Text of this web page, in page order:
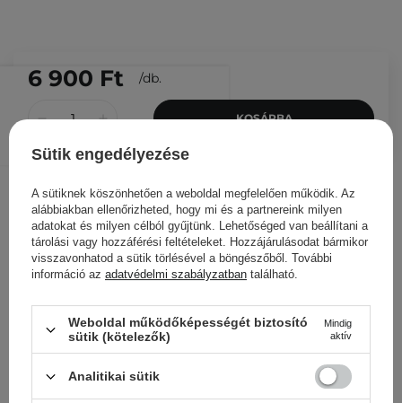
6 900 Ft /db.
KOSÁRBA
Más ügyfeleink ezeket is
nézegették
Sütik engedélyezése
A sütiknek köszönhetően a weboldal megfelelően működik. Az
alábbiakban ellenőrizheted, hogy mi és a partnereink milyen
adatokat és milyen célból gyűjtünk. Lehetőséged van beállítani a
tárolási vagy hozzáférési feltételeket. Hozzájárulásodat bármikor
visszavonhatod a sütik törlésével a böngészőből. További
információ az adatvédelmi szabályzatban található.
Weboldal működőképességét biztosító
sütik (kötelezők)
Mindig
aktív
Analitikai sütik